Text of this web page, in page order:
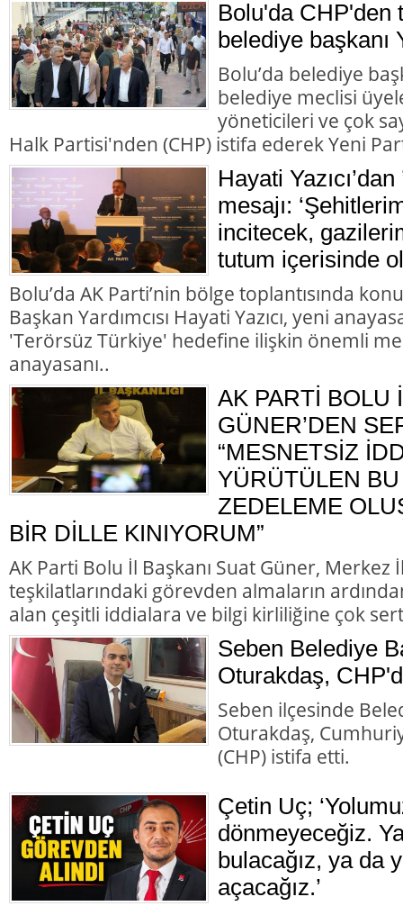
Bolu'da CHP'den
belediye başkanı
Bolu’da belediye
belediye meclisi
yöneticileri ve çok
Halk Partisi'nden (CHP) istifa ederek Yeni
Hayati
mesajı:
incitecek,
tutum içerisinde
Bolu’da AK Parti’nin bölge toplantısında
Başkan Yardımcısı Hayati Yazıcı, yeni
'Terörsüz Türkiye' hedefine ilişkin önemli
anayasanı..
AK PARTİ BOLU
GÜNER’DEN
“MESNETSİZ
YÜRÜTÜLEN
ZEDELEME
BİR DİLLE KINIYORUM”
AK Parti Bolu İl Başkanı Suat Güner,
teşkilatlarındaki görevden almaların
alan çeşitli iddialara ve bilgi kirliliğine çok
Seben Belediye
Oturakdaş,
Seben ilçesinde
Oturakdaş,
(CHP) istifa etti.
Çetin Uç;
dönmeyeceğiz.
bulacağız, ya da
açacağız.’